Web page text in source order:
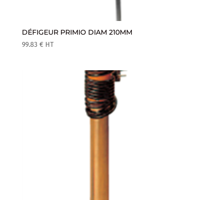
DÉFIGEUR PRIMIO DIAM 210MM
99.83 € HT